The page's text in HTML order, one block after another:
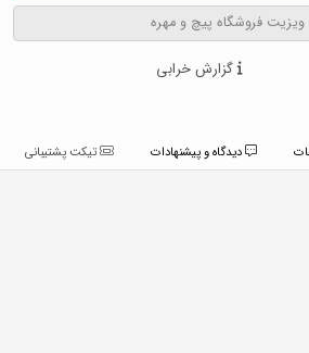
ویزیت فروشگاه پیچ و مهره
گزارش خرابی
تیکت پشتیبانی